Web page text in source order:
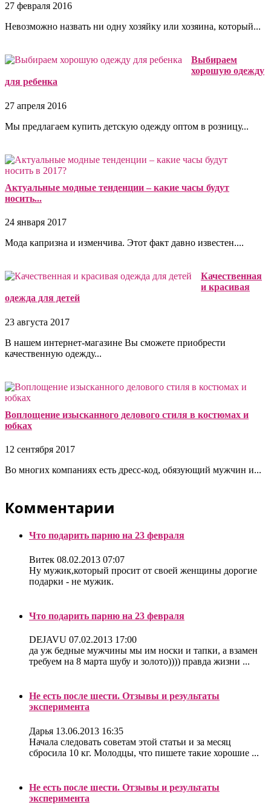
27 февраля 2016
Невозможно назвать ни одну хозяйку или хозяина, который...
Выбираем
хорошую одежду
для ребенка
27 апреля 2016
Мы предлагаем купить детскую одежду оптом в розницу...
Актуальные модные тенденции – какие часы будут
носить...
24 января 2017
Мода капризна и изменчива. Этот факт давно известен....
Качественная
и красивая
одежда для детей
23 августа 2017
В нашем интернет-магазине Вы сможете приобрести
качественную одежду...
Воплощение изысканного делового стиля в костюмах и
юбках
12 сентября 2017
Во многих компаниях есть дресс-код, обязующий мужчин и...
Комментарии
Что подарить парню на 23 февраля
Витек 08.02.2013 07:07
Ну мужик,который просит от своей женщины дорогие
подарки - не мужик.
Что подарить парню на 23 февраля
DEJAVU 07.02.2013 17:00
да уж бедные мужчины мы им носки и тапки, а взамен
требуем на 8 марта шубу и золото)))) правда жизни ...
Не есть после шести. Отзывы и результаты
эксперимента
Дарья 13.06.2013 16:35
Начала следовать советам этой статьи и за месяц
сбросила 10 кг. Молодцы, что пишете такие хорошие ...
Не есть после шести. Отзывы и результаты
эксперимента